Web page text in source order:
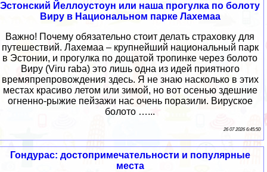
Эстонский Йеллоустоун или наша прогулка по болоту
Виру в Национальном парке Лахемаа
Важно! Почему обязательно стоит делать страховку для
путешествий. Лахемаа – крупнейший национальный парк
в Эстонии, и прогулка по дощатой тропинке через болото
Виру (Viru raba) это лишь одна из идей приятного
времяпрепровождения здесь. Я не знаю насколько в этих
местах красиво летом или зимой, но вот осенью здешние
огненно-рыжие пейзажи нас очень поразили. Вируское
болото …...
26 07 2026 6:45:50
Гондурас: достопримечательности и популярные
места